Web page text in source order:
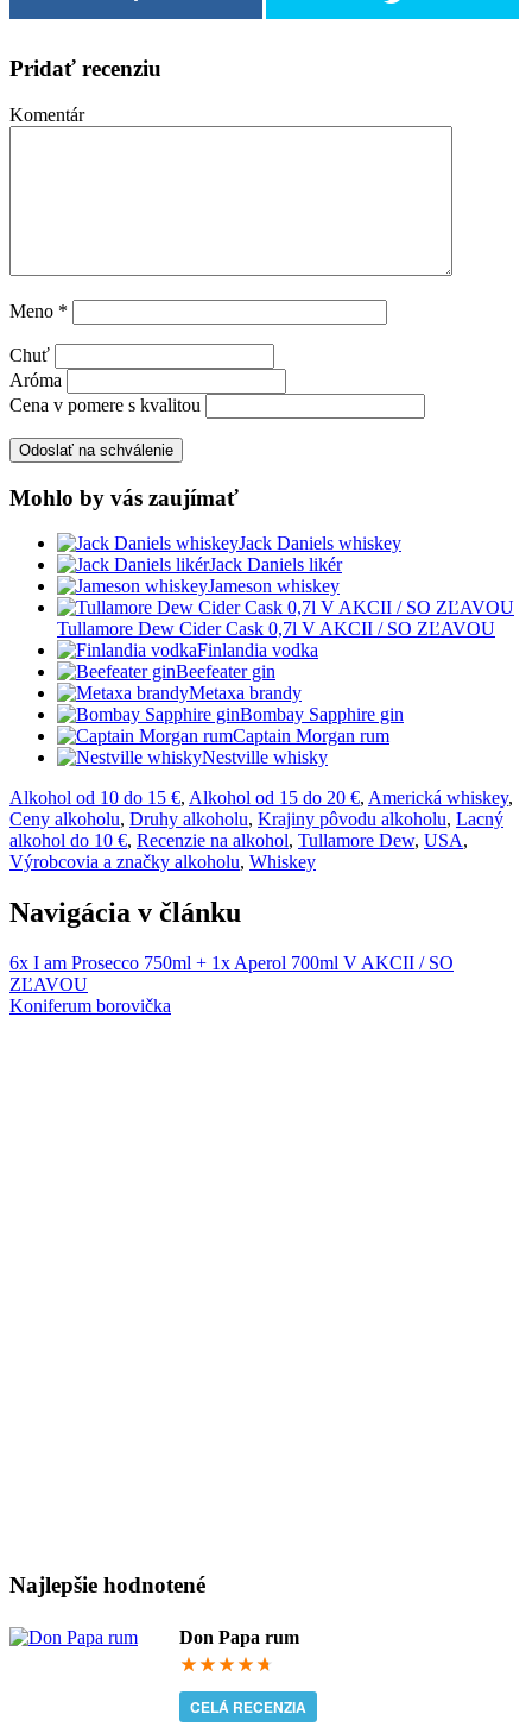
Pridať recenziu
Komentár
Meno *
Chuť
Aróma
Cena v pomere s kvalitou
Mohlo by vás zaujímať
Jack Daniels whiskey
Jack Daniels likér
Jameson whiskey
Tullamore Dew Cider Cask 0,7l V AKCII / SO ZĽAVOU
Finlandia vodka
Beefeater gin
Metaxa brandy
Bombay Sapphire gin
Captain Morgan rum
Nestville whisky
Alkohol od 10 do 15 €, Alkohol od 15 do 20 €, Americká whiskey,
Ceny alkoholu, Druhy alkoholu, Krajiny pôvodu alkoholu, Lacný
alkohol do 10 €, Recenzie na alkohol, Tullamore Dew, USA,
Výrobcovia a značky alkoholu, Whiskey
Navigácia v článku
6x I am Prosecco 750ml + 1x Aperol 700ml V AKCII / SO
ZĽAVOU
Koniferum borovička
Najlepšie hodnotené
Don Papa rum
94.3333333333
CELÁ RECENZIA